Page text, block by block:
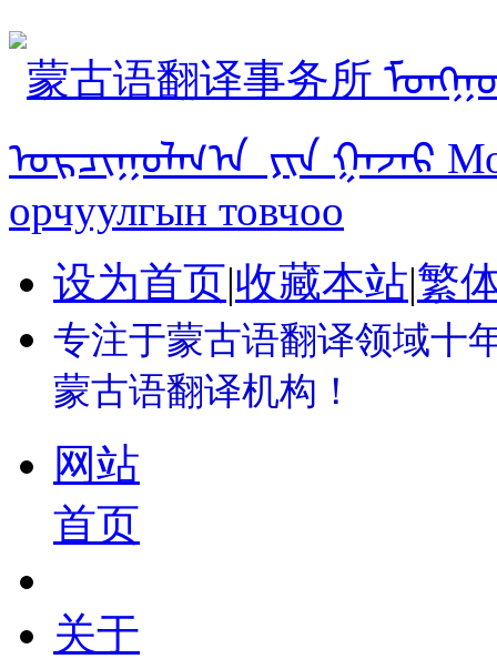
设为首页|收藏本站|繁
专注于蒙古语翻译领域十
蒙古语翻译机构！
网站
首页
关于